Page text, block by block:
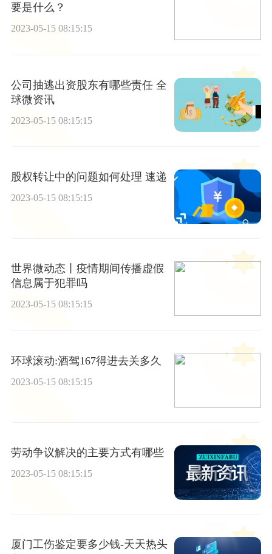
要是什么？
2023-05-15 08:15:15
公司抽逃出资股东有哪些责任 全
球微资讯
2023-05-15 08:15:15
股权转让中的问题如何处理 速递
2023-05-15 08:15:15
世界微动态丨疫情期间传播虚假
信息属于犯罪吗
2023-05-15 08:15:15
环球滚动:酒驾167得进去关多久
2023-05-15 08:15:15
劳动争议解决的主要方式有哪些
2023-05-15 08:15:15
厦门工伤鉴定要多少钱-天天热头